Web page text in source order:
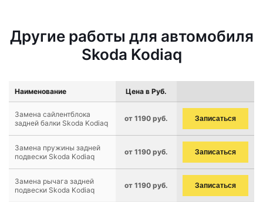
Другие работы для автомобиля
Skoda Kodiaq
Наименование Цена в Руб.
Замена сайлентблока
задней балки Skoda Kodiaq
от 1190 руб. Записаться
Замена пружины задней
подвески Skoda Kodiaq
от 1190 руб. Записаться
Замена рычага задней
подвески Skoda Kodiaq
от 1190 руб. Записаться